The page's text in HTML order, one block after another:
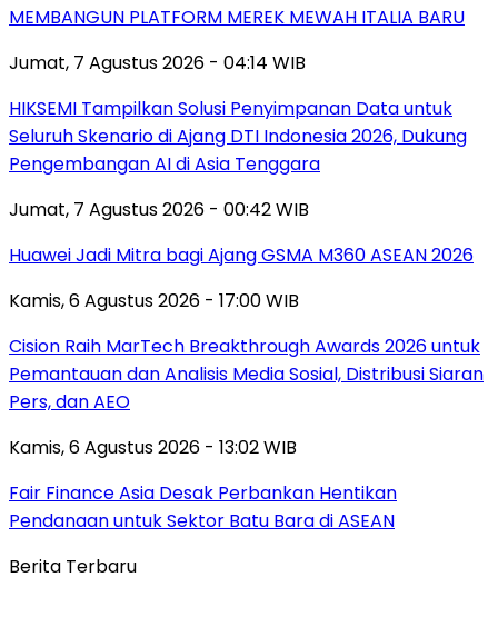
MEMBANGUN PLATFORM MEREK MEWAH ITALIA BARU
Jumat, 7 Agustus 2026 - 04:14 WIB
HIKSEMI Tampilkan Solusi Penyimpanan Data untuk
Seluruh Skenario di Ajang DTI Indonesia 2026, Dukung
Pengembangan AI di Asia Tenggara
Jumat, 7 Agustus 2026 - 00:42 WIB
Huawei Jadi Mitra bagi Ajang GSMA M360 ASEAN 2026
Kamis, 6 Agustus 2026 - 17:00 WIB
Cision Raih MarTech Breakthrough Awards 2026 untuk
Pemantauan dan Analisis Media Sosial, Distribusi Siaran
Pers, dan AEO
Kamis, 6 Agustus 2026 - 13:02 WIB
Fair Finance Asia Desak Perbankan Hentikan
Pendanaan untuk Sektor Batu Bara di ASEAN
Berita Terbaru